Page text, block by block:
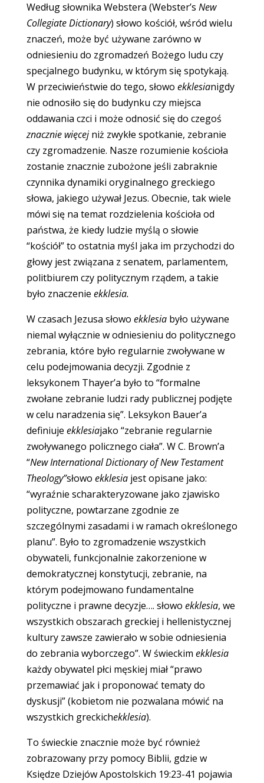
Według słownika Webstera (Webster’s New
Collegiate Dictionary) słowo kościół, wśród wielu
znaczeń, może być używane zarówno w
odniesieniu do zgromadzeń Bożego ludu czy
specjalnego budynku, w którym się spotykają.
W przeciwieństwie do tego, słowo ekklesianigdy
nie odnosiło się do budynku czy miejsca
oddawania czci i może odnosić się do czegoś
znacznie więcejniż zwykłe spotkanie, zebranie
czy zgromadzenie. Nasze rozumienie kościoła
zostanie znacznie zubożone jeśli zabraknie
czynnika dynamiki oryginalnego greckiego
słowa, jakiego używał Jezus. Obecnie, tak wiele
mówi się na temat rozdzielenia kościoła od
państwa, że kiedy ludzie myślą o słowie
“kościół” to ostatnia myśl jaka im przychodzi do
głowy jest związana z senatem, parlamentem,
politbiurem czy politycznym rządem, a takie
było znaczenie ekklesia.
W czasach Jezusa słowo ekklesiabyło używane
niemal wyłącznie w odniesieniu do politycznego
zebrania, które było regularnie zwoływane w
celu podejmowania decyzji. Zgodnie z
leksykonem Thayer’a było to “formalne
zwołane zebranie ludzi rady publicznej podjęte
w celu naradzenia się”. Leksykon Bauer’a
definiuje ekklesiajako “zebranie regularnie
zwoływanego policznego ciała”. W C. Brown’a
“New International Dictionary of New Testament
Theology”słowo ekklesiajest opisane jako:
“wyraźnie scharakteryzowane jako zjawisko
polityczne, powtarzane zgodnie ze
szczególnymi zasadami i w ramach określonego
planu”. Było to zgromadzenie wszystkich
obywateli, funkcjonalnie zakorzenione w
demokratycznej konstytucji, zebranie, na
którym podejmowano fundamentalne
polityczne i prawne decyzje…. słowo ekklesia, we
wszystkich obszarach greckiej i hellenistycznej
kultury zawsze zawierało w sobie odniesienia
do zebrania wyborczego”. W świeckim ekklesia
każdy obywatel płci męskiej miał “prawo
przemawiać jak i proponować tematy do
dyskusji” (kobietom nie pozwalana mówić na
wszystkich greckichekklesia).
To świeckie znacznie może być również
zobrazowany przy pomocy Biblii, gdzie w
Księdze Dziejów Apostolskich 19:23-41 pojawia